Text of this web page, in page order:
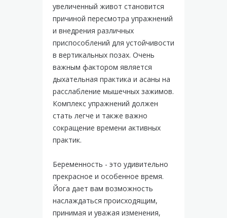
увеличенный живот становится
причиной пересмотра упражнений
и внедрения различных
приспособлений для устойчивости
в вертикальных позах. Очень
важным фактором является
дыхательная практика и асаны на
расслабление мышечных зажимов.
Комплекс упражнений должен
стать легче и также важно
сокращение времени активных
практик.
Беременность - это удивительно
прекрасное и особенное время.
Йога дает вам возможность
наслаждаться происходящим,
принимая и уважая изменения,